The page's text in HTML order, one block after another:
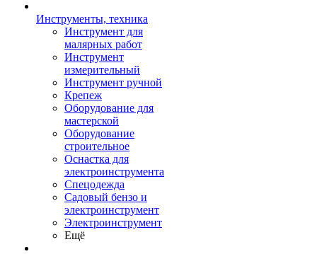
Инструменты, техника
Инструмент для
малярных работ
Инструмент
измерительный
Инструмент ручной
Крепеж
Оборудование для
мастерской
Оборудование
строительное
Оснастка для
электроинструмента
Спецодежда
Садовый бензо и
электроинструмент
Электроинструмент
Ещё